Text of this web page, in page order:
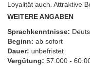
Loyalität auch. Attraktive
WEITERE ANGABEN
Sprachkenntnisse:
Beginn: ab sofort
Dauer: unbefristet
Vergütung: 57.000 -